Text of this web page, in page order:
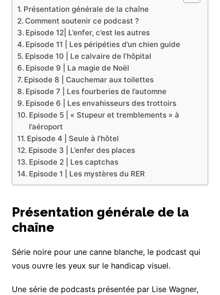
Présentation générale de la chaîne
Comment soutenir ce podcast ?
Episode 12| L’enfer, c’est les autres
Episode 11 | Les péripéties d’un chien guide
Episode 10 | Le calvaire de l’hôpital
Episode 9 | La magie de Noël
Episode 8 | Cauchemar aux toilettes
Episode 7 | Les fourberies de l’automne
Episode 6 | Les envahisseurs des trottoirs
Episode 5 | « Stupeur et tremblements » à
l’aéroport
Episode 4 | Seule à l’hôtel
Episode 3 | L’enfer des places
Episode 2 | Les captchas
Episode 1 | Les mystères du RER
Présentation générale de la
chaîne
Série noire pour une canne blanche, le podcast qui
vous ouvre les yeux sur le handicap visuel.
Une série de podcasts présentée par Lise Wagner,